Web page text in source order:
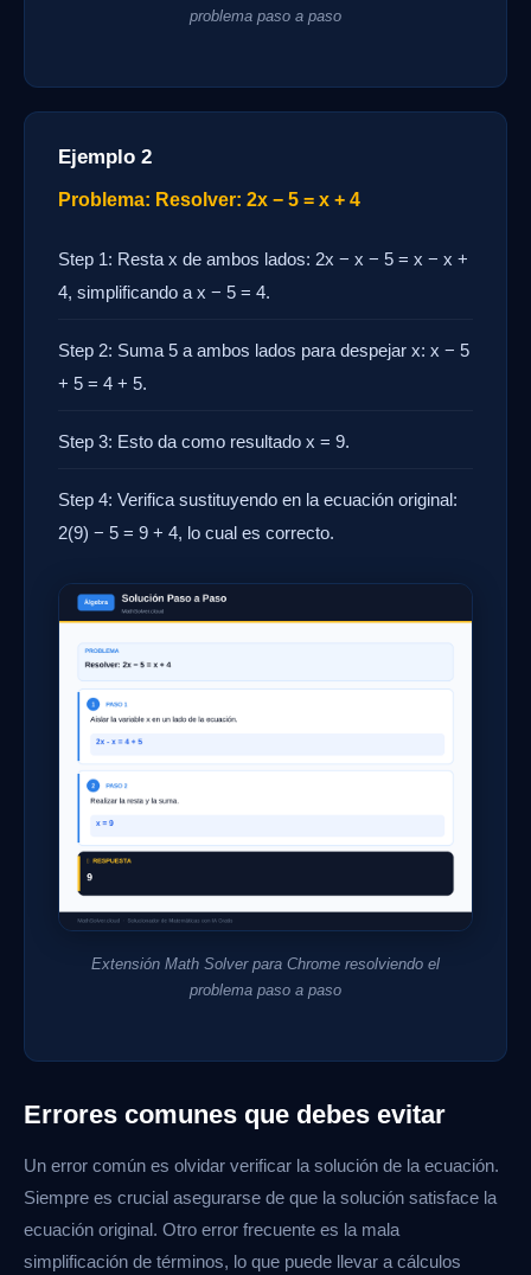
problema paso a paso
Ejemplo 2
Problema: Resolver: 2x − 5 = x + 4
Step 1: Resta x de ambos lados: 2x − x − 5 = x − x +
4, simplificando a x − 5 = 4.
Step 2: Suma 5 a ambos lados para despejar x: x − 5
+ 5 = 4 + 5.
Step 3: Esto da como resultado x = 9.
Step 4: Verifica sustituyendo en la ecuación original:
2(9) − 5 = 9 + 4, lo cual es correcto.
Extensión Math Solver para Chrome resolviendo el
problema paso a paso
Errores comunes que debes evitar
Un error común es olvidar verificar la solución de la ecuación.
Siempre es crucial asegurarse de que la solución satisface la
ecuación original. Otro error frecuente es la mala
simplificación de términos, lo que puede llevar a cálculos